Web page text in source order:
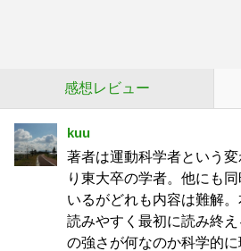
感想レビュー
kuu
著者は運動科学者という
り東大卒の学者。他にも
いるがどれも内容は難解
読みやすく最初に読み終
の強さが何なのか科学的